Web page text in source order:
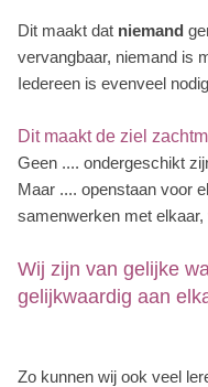
Dit maakt dat niemand
vervangbaar, niemand is
Iedereen is evenveel
Dit maakt de ziel
Geen .... ondergeschikt
Maar .... openstaan voor
samenwerken met
Wij zijn van gelijke
gelijkwaardig aan
Zo kunnen wij ook veel